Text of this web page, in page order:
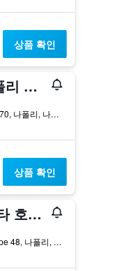
상품 확인
NH 나폴리 파노라마
Via Medina 70, 나폴리, 나폴리현, 이탈리아
상품 확인
유로스타 호텔 엑셀시오르
Via Partenope 48, 나폴리, 나폴리현, 이탈리아